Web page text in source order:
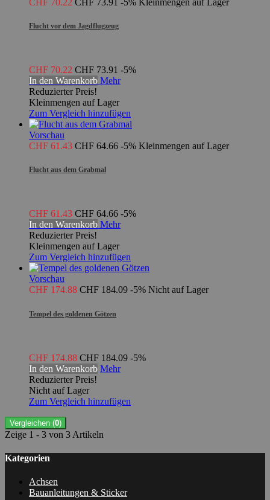
Flucht vor dem Jagdflugzeug
CHF 70.22 CHF 73.91 -5%
In den Warenkorb Mehr
Reduzierter Preis!
Kleinmengen auf Lager
Zum Vergleich hinzufügen
Vorschau
CHF 61.43 CHF 64.66 -5% Kleinmengen auf Lager
Flucht aus dem Grabmal
CHF 61.43 CHF 64.66 -5%
In den Warenkorb Mehr
Reduzierter Preis!
Kleinmengen auf Lager
Zum Vergleich hinzufügen
Vorschau
CHF 174.88 CHF 184.09 -5% Nicht auf Lager
Tempel des goldenen Götzen
CHF 174.88 CHF 184.09 -5%
In den Warenkorb Mehr
Reduzierter Preis!
Nicht auf Lager
Zum Vergleich hinzufügen
Vergleichen (0)
Zeige 1 - 3 von 3 Artikeln
Kategorien
Achsen
Bauanleitungen & Sticker